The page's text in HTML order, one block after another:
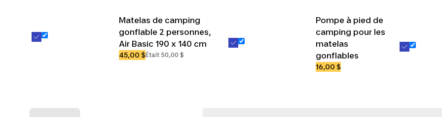
Matelas de camping
gonflable 2 personnes,
Air Basic 190 x 140 cm
45,00 $Était 50,00 $
Pompe à pied de
camping pour les
matelas
gonflables
16,00 $